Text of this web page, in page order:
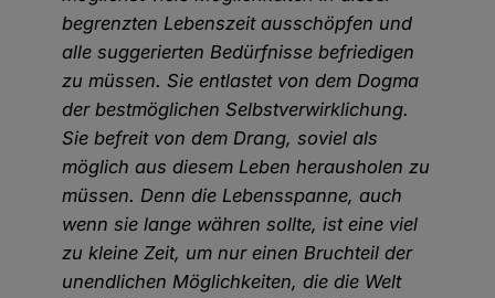
begrenzten Lebenszeit ausschöpfen und
alle suggerierten Bedürfnisse befriedigen
zu müssen. Sie entlastet von dem Dogma
der bestmöglichen Selbstverwirklichung.
Sie befreit von dem Drang, soviel als
möglich aus diesem Leben herausholen zu
müssen. Denn die Lebensspanne, auch
wenn sie lange währen sollte, ist eine viel
zu kleine Zeit, um nur einen Bruchteil der
unendlichen Möglichkeiten, die die Welt